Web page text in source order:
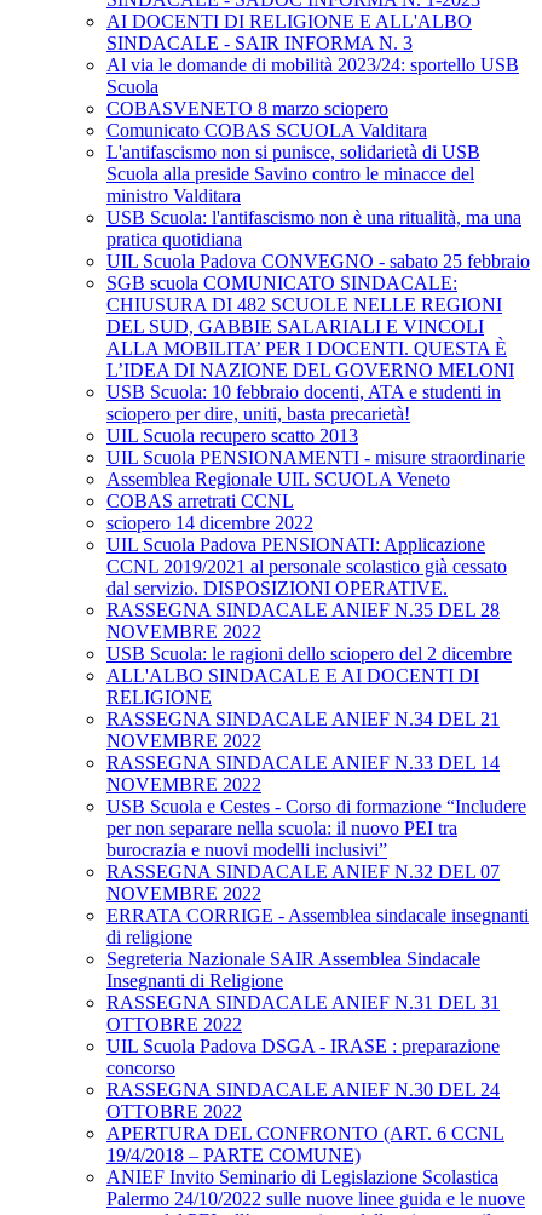
AI DOCENTI DI RELIGIONE E ALL'ALBO
SINDACALE - SAIR INFORMA N. 3
Al via le domande di mobilità 2023/24: sportello USB
Scuola
COBASVENETO 8 marzo sciopero
Comunicato COBAS SCUOLA Valditara
L'antifascismo non si punisce, solidarietà di USB
Scuola alla preside Savino contro le minacce del
ministro Valditara
USB Scuola: l'antifascismo non è una ritualità, ma una
pratica quotidiana
UIL Scuola Padova CONVEGNO - sabato 25 febbraio
SGB scuola COMUNICATO SINDACALE:
CHIUSURA DI 482 SCUOLE NELLE REGIONI
DEL SUD, GABBIE SALARIALI E VINCOLI
ALLA MOBILITA’ PER I DOCENTI. QUESTA È
L’IDEA DI NAZIONE DEL GOVERNO MELONI
USB Scuola: 10 febbraio docenti, ATA e studenti in
sciopero per dire, uniti, basta precarietà!
UIL Scuola recupero scatto 2013
UIL Scuola PENSIONAMENTI - misure straordinarie
Assemblea Regionale UIL SCUOLA Veneto
COBAS arretrati CCNL
sciopero 14 dicembre 2022
UIL Scuola Padova PENSIONATI: Applicazione
CCNL 2019/2021 al personale scolastico già cessato
dal servizio. DISPOSIZIONI OPERATIVE.
RASSEGNA SINDACALE ANIEF N.35 DEL 28
NOVEMBRE 2022
USB Scuola: le ragioni dello sciopero del 2 dicembre
ALL'ALBO SINDACALE E AI DOCENTI DI
RELIGIONE
RASSEGNA SINDACALE ANIEF N.34 DEL 21
NOVEMBRE 2022
RASSEGNA SINDACALE ANIEF N.33 DEL 14
NOVEMBRE 2022
USB Scuola e Cestes - Corso di formazione “Includere
per non separare nella scuola: il nuovo PEI tra
burocrazia e nuovi modelli inclusivi”
RASSEGNA SINDACALE ANIEF N.32 DEL 07
NOVEMBRE 2022
ERRATA CORRIGE - Assemblea sindacale insegnanti
di religione
Segreteria Nazionale SAIR Assemblea Sindacale
Insegnanti di Religione
RASSEGNA SINDACALE ANIEF N.31 DEL 31
OTTOBRE 2022
UIL Scuola Padova DSGA - IRASE : preparazione
concorso
RASSEGNA SINDACALE ANIEF N.30 DEL 24
OTTOBRE 2022
APERTURA DEL CONFRONTO (ART. 6 CCNL
19/4/2018 – PARTE COMUNE)
ANIEF Invito Seminario di Legislazione Scolastica
Palermo 24/10/2022 sulle nuove linee guida e le nuove